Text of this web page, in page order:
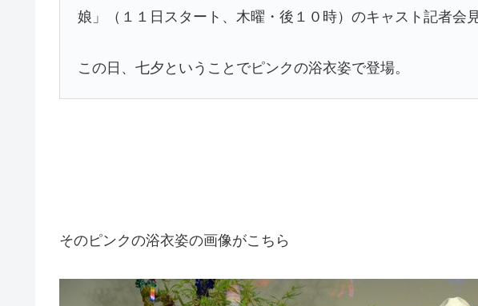
娘」（１１日スタート、木曜・後１０時）のキャスト記者会
この日、七夕ということでピンクの浴衣姿で登場。
そのピンクの浴衣姿の画像がこちら